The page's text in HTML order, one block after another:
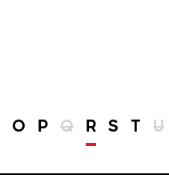
O P Q R S T U